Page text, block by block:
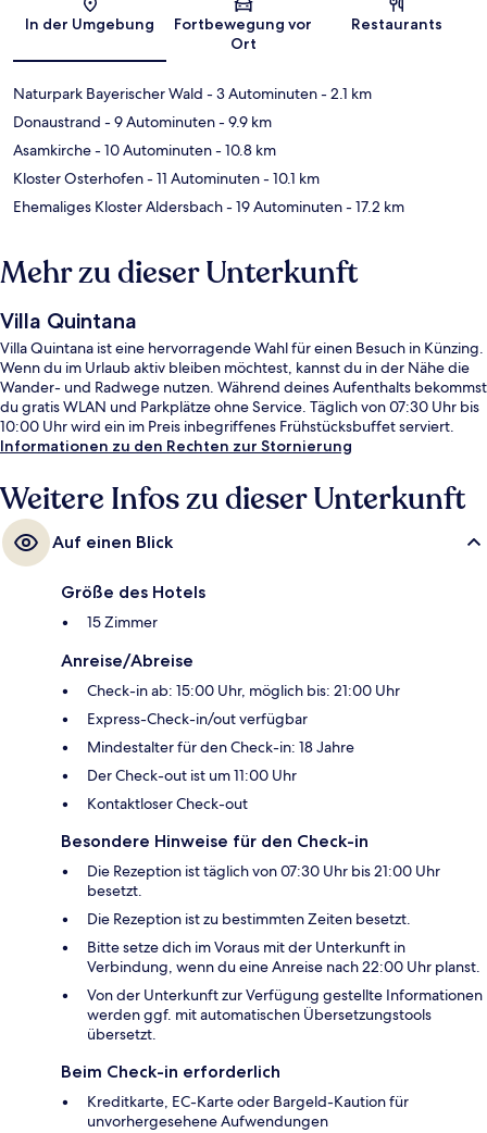
Karte
In der Umgebung
Fortbewegung vor
Ort
Restaurants
Naturpark Bayerischer Wald - 3 Autominuten- 2.1 km
Donaustrand - 9 Autominuten- 9.9 km
Asamkirche- 10 Autominuten- 10.8 km
Kloster Osterhofen- 11 Autominuten- 10.1 km
Ehemaliges Kloster Aldersbach- 19 Autominuten- 17.2 km
Mehr zu dieser Unterkunft
Villa Quintana
Villa Quintana ist eine hervorragende Wahl für einen Besuch in Künzing.
Wenn du im Urlaub aktiv bleiben möchtest, kannst du in der Nähe die
Wander- und Radwege nutzen. Während deines Aufenthalts bekommst
du gratis WLAN und Parkplätze ohne Service. Täglich von 07:30 Uhr bis
10:00 Uhr wird ein im Preis inbegriffenes Frühstücksbuffet serviert.
Informationen zu den Rechten zur Stornierung
Weitere Infos zu dieser Unterkunft
Auf einen Blick
Größe des Hotels
15 Zimmer
Anreise/Abreise
Check-in ab: 15:00 Uhr, möglich bis: 21:00 Uhr
Express-Check-in/out verfügbar
Mindestalter für den Check-in: 18 Jahre
Der Check-out ist um 11:00 Uhr
Kontaktloser Check-out
Besondere Hinweise für den Check-in
Die Rezeption ist täglich von 07:30 Uhr bis 21:00 Uhr
besetzt.
Die Rezeption ist zu bestimmten Zeiten besetzt.
Bitte setze dich im Voraus mit der Unterkunft in
Verbindung, wenn du eine Anreise nach 22:00 Uhr planst.
Von der Unterkunft zur Verfügung gestellte Informationen
werden ggf. mit automatischen Übersetzungstools
übersetzt.
Beim Check-in erforderlich
Kreditkarte, EC-Karte oder Bargeld-Kaution für
unvorhergesehene Aufwendungen